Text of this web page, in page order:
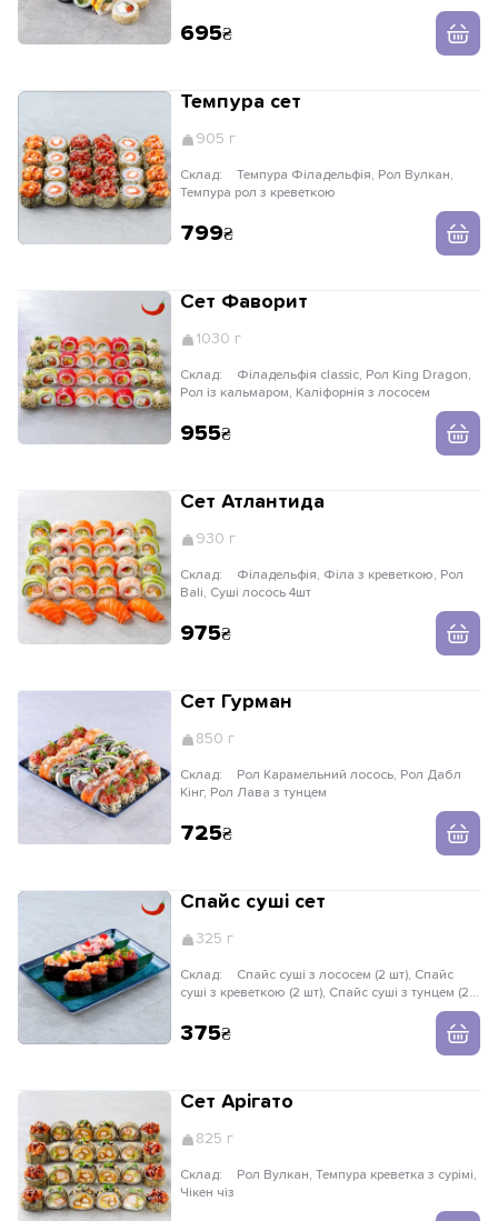
695
Темпура сет
905 г
Склад:
Темпура рол з креветкою
799
Сет Фаворит
1030 г
Склад:
Рол із кальмаром, Каліфорнія з лососем
955
Сет Атлантида
930 г
Склад:
Bali, Суші лосось 4шт
975
Сет Гурман
850 г
Склад:
Кінг, Рол Лава з тунцем
725
Спайс суші сет
325 г
Склад:
суші з креветкою (2 шт), Спайс суші з тунцем (2
375
Сет Арігато
825 г
Склад:
Чікен чіз